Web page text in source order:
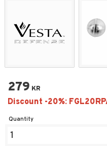
279 KR
Quantity